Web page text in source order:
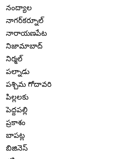
నంద్యాల
నాగర్‌కర్నూల్
నారాయణపేట
నిజామాబాద్
నిర్మల్
పల్నాడు
పశ్చిమ గోదావరి
పిల్లలకు
పెద్దపల్లి
ప్రకాశం
బాపట్ల
బిజినెస్